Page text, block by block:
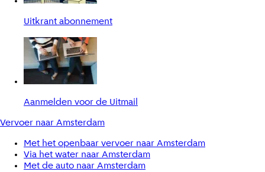
Uitkrant abonnement
Aanmelden voor de Uitmail
Vervoer naar Amsterdam
Met het openbaar vervoer naar Amsterdam
Via het water naar Amsterdam
Met de auto naar Amsterdam